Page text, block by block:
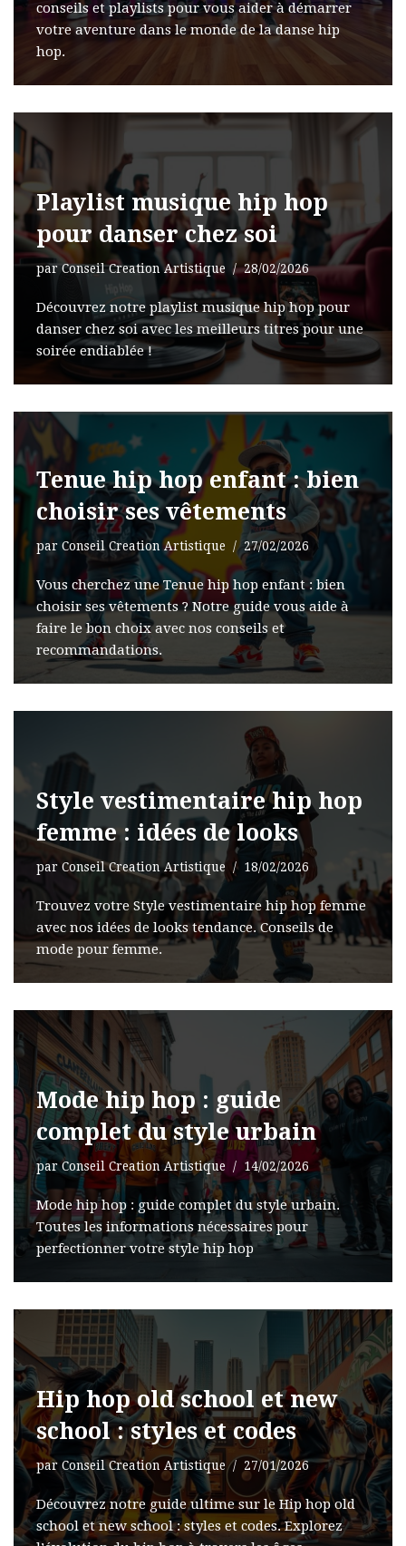
conseils et playlists pour vous aider à démarrer
votre aventure dans le monde de la danse hip
hop.
Playlist musique hip hop
pour danser chez soi
parConseil Creation Artistique 28/02/2026
Découvrez notre playlist musique hip hop pour
danser chez soi avec les meilleurs titres pour une
soirée endiablée !
Tenue hip hop enfant : bien
choisir ses vêtements
par Conseil Creation Artistique 27/02/2026
Vous cherchez une Tenue hip hop enfant : bien
choisir ses vêtements ? Notre guide vous aide à
faire le bon choix avec nos conseils et
recommandations.
Style vestimentaire hip hop
femme : idées de looks
par Conseil Creation Artistique 18/02/2026
Trouvez votre Style vestimentaire hip hop femme
avec nos idées de looks tendance. Conseils de
mode pour femme.
Mode hip hop : guide
complet du style urbain
parConseil Creation Artistique 14/02/2026
Mode hip hop : guide complet du style urbain.
Toutes les informations nécessaires pour
perfectionner votre style hip hop
Hip hop old school et new
school : styles et codes
par Conseil Creation Artistique 27/01/2026
Découvrez notre guide ultime sur le Hip hop old
school et new school : styles et codes. Explorez